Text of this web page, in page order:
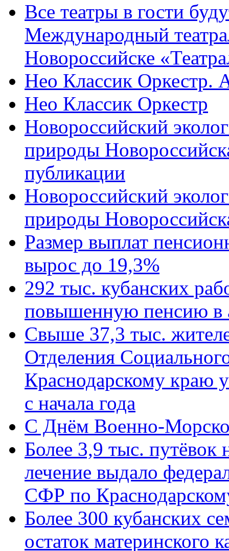
Все театры в гости
Международный
Новороссийске
Нео Классик Оркестр.
Нео Классик Оркестр
Новороссийский
природы
публикации
Новороссийский
природы
Размер выплат
вырос до 19,3%
292 тыс. кубанских
повышенную пенсию в
Свыше 37,3 тыс.
Отделения
Краснодарскому краю
с начала года
C Днём Военно-
Более 3,9 тыс. путёвок
лечение выдало
СФР по
Более 300 кубанских
остаток материнского